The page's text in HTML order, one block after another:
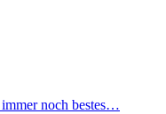
noch bestes…